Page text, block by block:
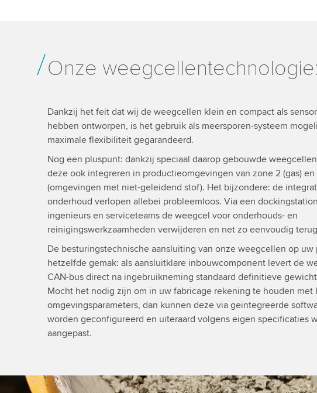
Onze weegcellentechnologie:
Dankzij het feit dat wij de weegcellen klein en compact als
hebben ontworpen, is het gebruik als meersporen-systeem
maximale flexibiliteit gegarandeerd.
Nog een pluspunt: dankzij speciaal daarop gebouwde
deze ook integreren in productieomgevingen van zone 2 (gas)
(omgevingen met niet-geleidend stof). Het bijzondere: de
onderhoud verlopen allebei probleemloos. Via een
ingenieurs en serviceteams de weegcel voor onderhouds- en
reinigingswerkzaamheden verwijderen en net zo eenvoudig
De besturingstechnische aansluiting van onze weegcellen op uw
hetzelfde gemak: als aansluitklare inbouwcomponent levert de
CAN-bus direct na ingebruikneming standaard definitieve
Mocht het nodig zijn om in uw fabricage rekening te houden met
omgevingsparameters, dan kunnen deze via geïntegreerde
worden geconfigureerd en uiteraard volgens eigen specificaties
aangepast.